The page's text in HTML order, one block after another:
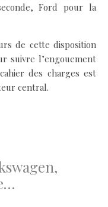
Ford pour la
de cette disposition
suivre l’engouement
des charges est
central.